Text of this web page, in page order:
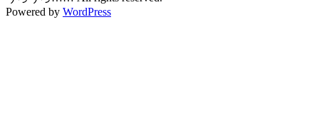
Powered by WordPress